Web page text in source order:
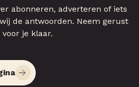
abonneren, adverteren of iets
de antwoorden. Neem gerust
je klaar.